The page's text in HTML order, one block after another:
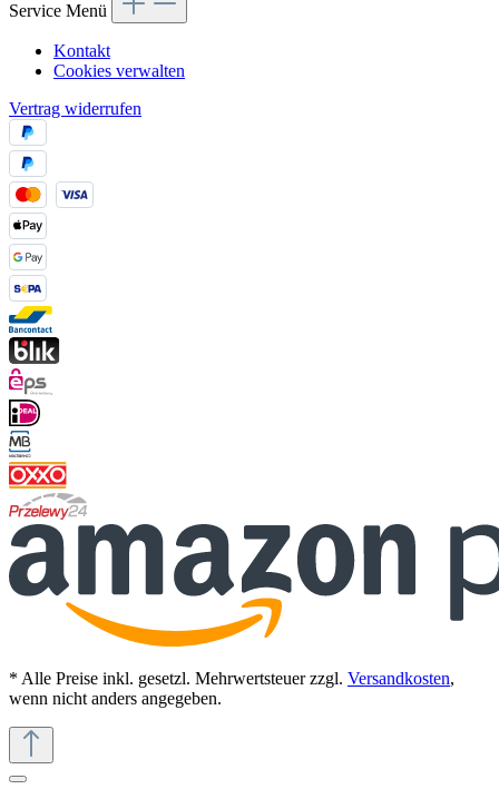
Service Menü
Kontakt
Cookies verwalten
Vertrag widerrufen
* Alle Preise inkl. gesetzl. Mehrwertsteuer zzgl. Versandkosten,
wenn nicht anders angegeben.